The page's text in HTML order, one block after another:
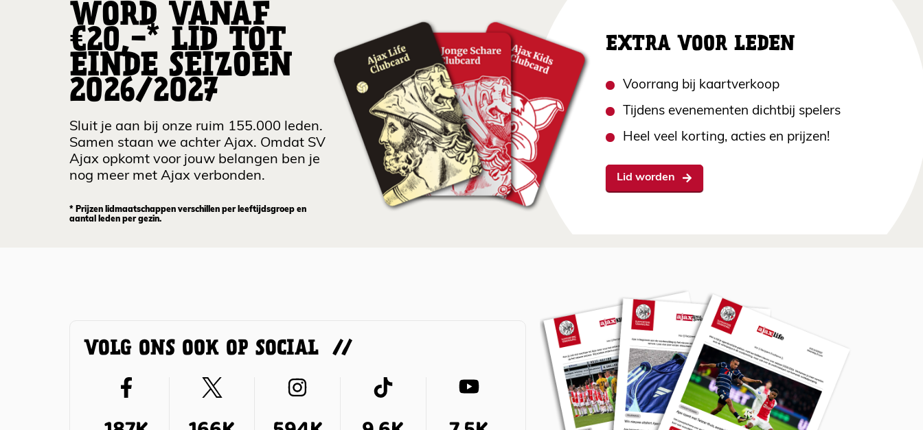
WORD VANAF
€20,-* LID TOT
EINDE SEIZOEN
2026/2027
Sluit je aan bij onze ruim 155.000 leden.
Samen staan we achter Ajax. Omdat SV
Ajax opkomt voor jouw belangen ben je
nog meer met Ajax verbonden.
* Prijzen lidmaatschappen verschillen per leeftijdsgroep en
aantal leden per gezin.
EXTRA VOOR LEDEN
Voorrang bij kaartverkoop
Tijdens evenementen dichtbij spelers
Heel veel korting, acties en prijzen!
Lid worden
VOLG ONS OOK OP SOCIAL